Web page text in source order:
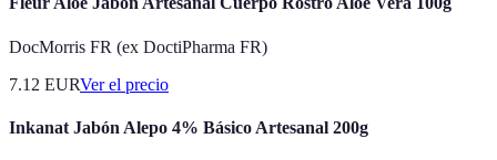
DocMorris FR (ex DoctiPharma FR)
7.12 EURVer el precio
Inkanat Jabón Alepo 4% Básico Artesanal 200g